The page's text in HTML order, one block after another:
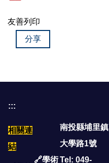
友善列印
分享
:::
相關連
結
🔗學術
南投縣埔里鎮
大學路1號
Tel: 049-